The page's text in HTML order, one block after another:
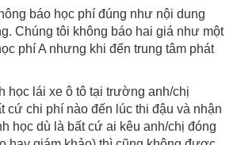
báo học phí đúng như nội dung
Chúng tôi không báo hai giá như một
phí A nhưng khi đến trung tâm phát
học lái xe ô tô tại trường anh/chị
cứ chi phí nào đến lúc thi đậu và nhận
học dù là bất cứ ai kêu anh/chị đóng